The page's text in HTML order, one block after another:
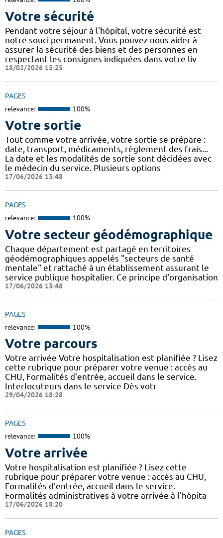
Votre sécurité
Pendant votre séjour à l'hôpital, votre sécurité est
notre souci permanent. Vous pouvez nous aider à
assurer la sécurité des biens et des personnes en
respectant les consignes indiquées dans votre liv
18/02/2026 15:25
PAGES
relevance: 100%
Votre sortie
Tout comme votre arrivée, votre sortie se prépare :
date, transport, médicaments, règlement des frais...
La date et les modalités de sortie sont décidées avec
le médecin du service. Plusieurs options
17/06/2026 13:48
PAGES
relevance: 100%
Votre secteur géodémographique
Chaque département est partagé en territoires
géodémographiques appelés "secteurs de santé
mentale" et rattaché à un établissement assurant le
service publique hospitalier. Ce principe d'organisation
17/06/2026 13:48
PAGES
relevance: 100%
Votre parcours
Votre arrivée Votre hospitalisation est planifiée ? Lisez
cette rubrique pour préparer votre venue : accès au
CHU, Formalités d'entrée, accueil dans le service.
Interlocuteurs dans le service Dès votr
29/04/2026 18:28
PAGES
relevance: 100%
Votre arrivée
Votre hospitalisation est planifiée ? Lisez cette
rubrique pour préparer votre venue : accès au CHU,
Formalités d'entrée, accueil dans le service.
Formalités administratives à votre arrivée à l'hôpita
17/06/2026 18:20
PAGES